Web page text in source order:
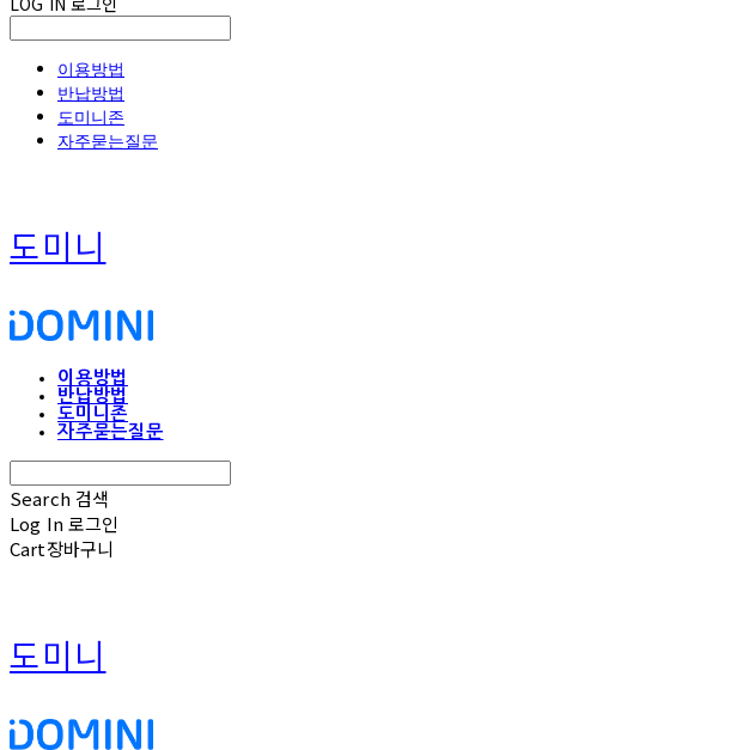
이용방법
반납방법
도미니존
자주묻는질문
도미니
이용방법
반납방법
도미니존
자주묻는질문
Search 검색
Log In로그인
Cart장바구니
도미니